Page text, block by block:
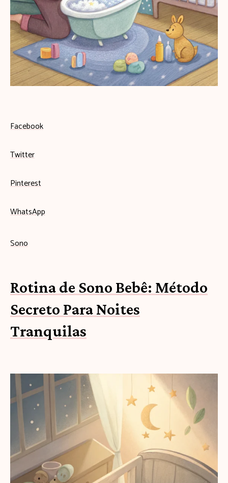
Facebook
Twitter
Pinterest
WhatsApp
Sono
Rotina de Sono Bebê: Método
Secreto Para Noites
Tranquilas